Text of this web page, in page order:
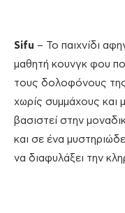
Sifu – Το παιχνίδι
μαθητή κουνγκ φου
τους δολοφόνους
χωρίς συμμάχους και
βασιστεί στην
και σε ένα
να διαφυλάξει την